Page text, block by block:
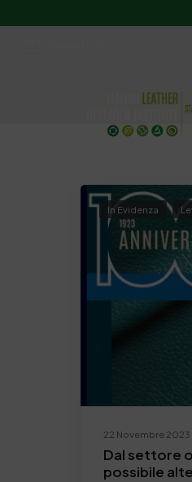
22 Novembre 2023
In Evidenza
Dal settore
possibile